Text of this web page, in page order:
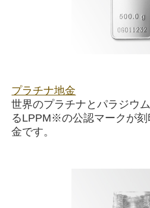
プラチナ地金
世界のプラチナとパラジウ
るLPPM※の公認マークが
金です。